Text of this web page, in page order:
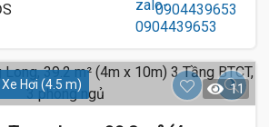
0904439653
Xe Hơi (4.5 m) 11